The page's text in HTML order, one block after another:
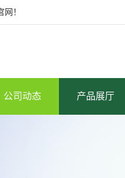
！
公司动态 产品展厅